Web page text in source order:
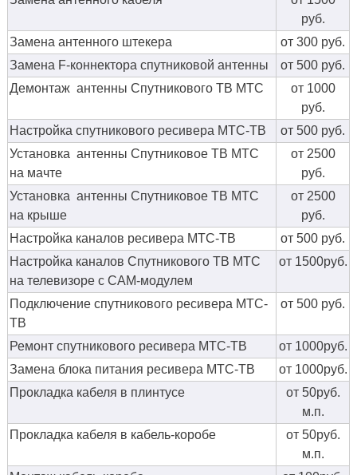
руб.
Замена антенного штекера
от 300 руб.
Замена F-коннектора спутниковой антенны
от 500 руб.
Демонтаж антенны Спутникового ТВ МТС
от 1000
руб.
Настройка спутникового ресивера МТС-ТВ
от 500 руб.
Установка антенны Спутниковое ТВ МТС
на мачте
от 2500
руб.
Установка антенны Спутниковое ТВ МТС
на крыше
от 2500
руб.
Настройка каналов ресивера МТС-ТВ
от 500 руб.
Настройка каналов Спутникового ТВ МТС
на телевизоре с CAM-модулем
от 1500руб.
Подключение спутникового ресивера МТС-
ТВ
от 500 руб.
Ремонт спутникового ресивера МТС-ТВ
от 1000руб.
Замена блока питания ресивера МТС-ТВ
от 1000руб.
Прокладка кабеля в плинтусе
от 50руб.
м.п.
Прокладка кабеля в кабель-коробе
от 50руб.
м.п.